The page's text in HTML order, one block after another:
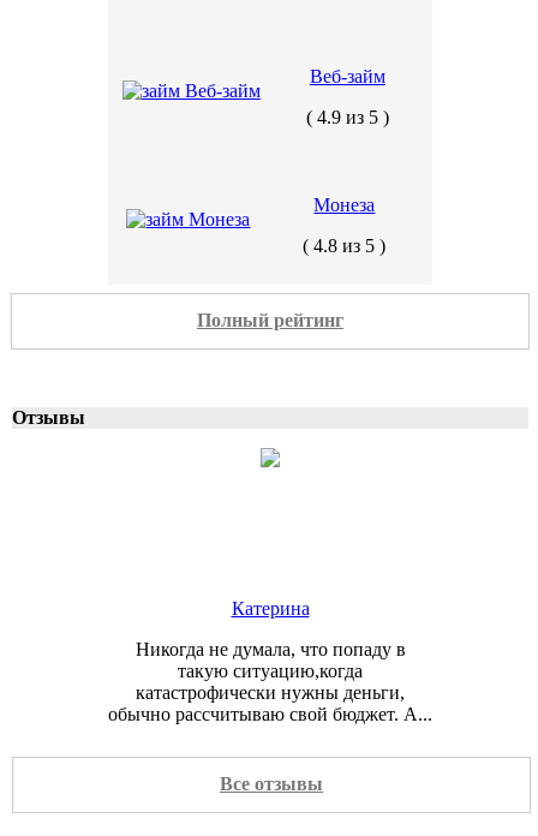
Веб-займ
( 4.9 из 5 )
Монеза
( 4.8 из 5 )
Полный рейтинг
Отзывы
Катерина
Никогда не думала, что попаду в
такую ситуацию,когда
катастрофически нужны деньги,
обычно рассчитываю свой бюджет. А...
Все отзывы